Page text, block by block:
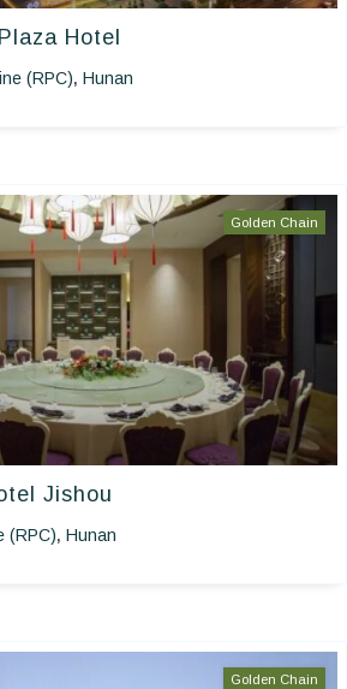
Hotel
(RPC), Hunan
Golden Chain
Jishou
(RPC), Hunan
Golden Chain